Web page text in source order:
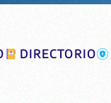
DIRECTORIO